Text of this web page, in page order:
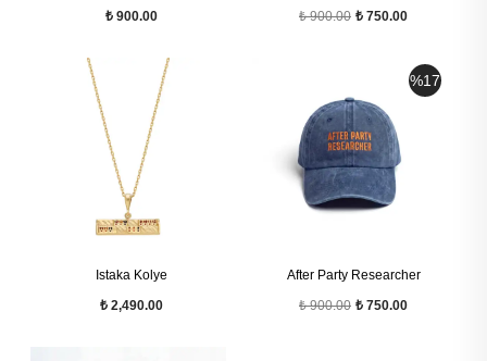
₺ 900.00
₺ 900.00 ₺ 750.00
Istaka Kolye
₺ 2,490.00
%17
After Party Researcher
₺ 900.00 ₺ 750.00